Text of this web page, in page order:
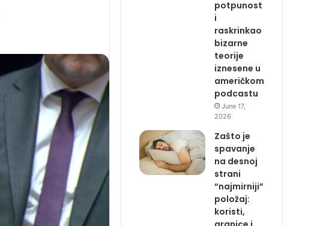
potpunost
i
raskrinkao
bizarne
teorije
iznesene u
američkom
podcastu
June 17,
2026
Zašto je
spavanje
na desnoj
strani
“najmirniji”
položaj:
koristi,